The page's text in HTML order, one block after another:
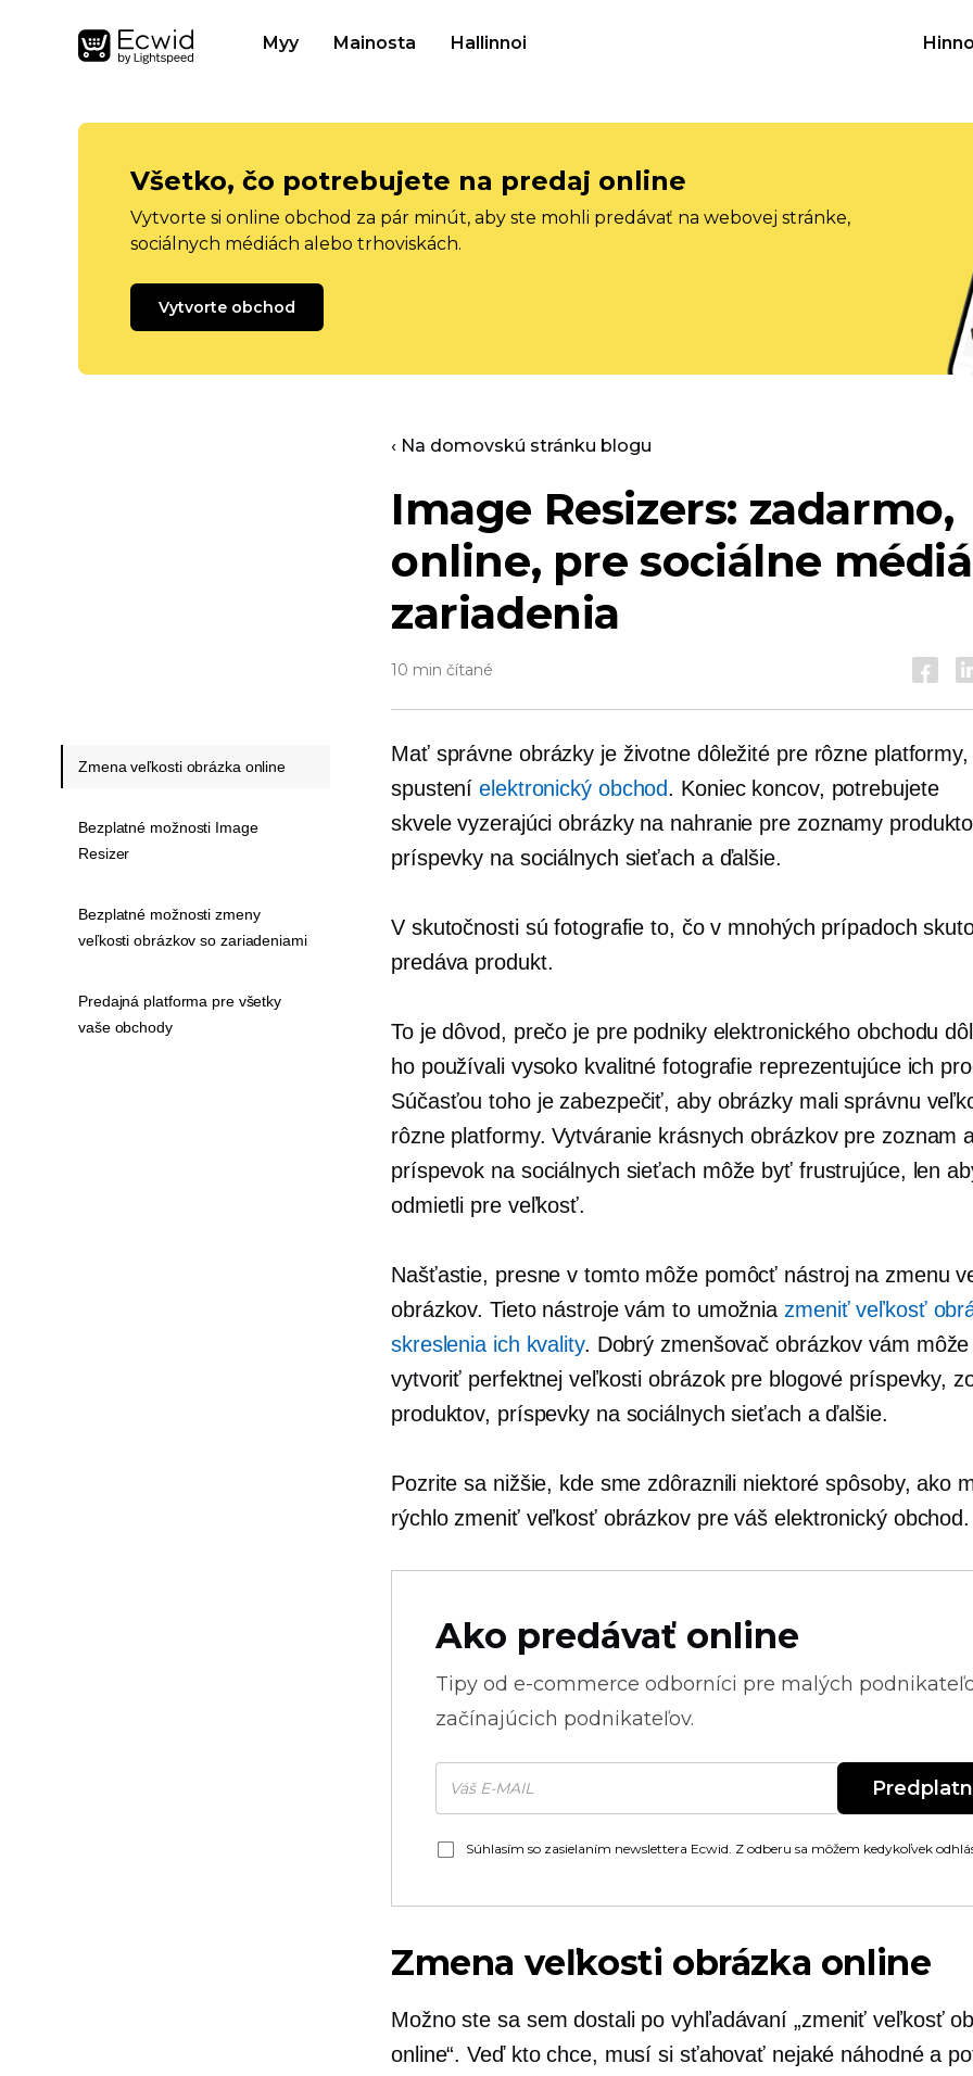
Myy Mainosta Hallinnoi
Všetko, čo potrebujete na predaj online
Vytvorte si online obchod za pár minút, aby ste mohli predávať na webovej stránke,
sociálnych médiách alebo trhoviskách.
Vytvorte obchod
‹ Na domovskú stránku blogu
Image Resizers: zadarmo,
online, pre sociálne
zariadenia
10 min čítané
Mať správne obrázky je životne dôležité pre rôzne
spusteníelektronický obchod. Koniec koncov, potrebujete
skvele vyzerajúci obrázky na nahranie pre zoznamy
príspevky na sociálnych sieťach a ďalšie.
V skutočnosti sú fotografie to, čo v mnohých prípadoch
predáva produkt.
To je dôvod, prečo je pre podniky elektronického obchodu
ho používali vysoko kvalitné fotografie reprezentujúce ich
Súčasťou toho je zabezpečiť, aby obrázky mali správnu
rôzne platformy. Vytváranie krásnych obrázkov pre zoznam
príspevok na sociálnych sieťach môže byť frustrujúce, len
odmietli pre veľkosť.
Našťastie, presne v tomto môže pomôcť nástroj na zmenu
obrázkov. Tieto nástroje vám to umožnia zmeniť veľkosť
skreslenia ich kvality. Dobrý zmenšovač obrázkov vám
vytvoriť perfektnej veľkosti obrázok pre blogové príspevky,
produktov, príspevky na sociálnych sieťach a ďalšie.
Pozrite sa nižšie, kde sme zdôraznili niektoré spôsoby, ako
rýchlo zmeniť veľkosť obrázkov pre váš elektronický obchod.
Ako predávať online
Tipy od e-commerce odborníci pre malých
začínajúcich podnikateľov.
Súhlasím so zasielaním newslettera Ecwid. Z odberu sa môžem kedykoľvek
Zmena veľkosti obrázka online
Možno ste sa sem dostali po vyhľadávaní „zmeniť veľkosť
online“. Veď kto chce, musí si sťahovať nejaké náhodné a
Zmena veľkosti obrázka online
Bezplatné možnosti Image
Resizer
Bezplatné možnosti zmeny
veľkosti obrázkov so zariadeniami
Predajná platforma pre všetky
vaše obchody